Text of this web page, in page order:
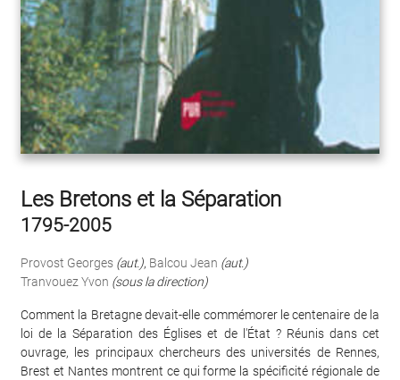
Les Bretons et la Séparation
1795-2005
Provost Georges (aut.), Balcou Jean (aut.)
Tranvouez Yvon (sous la direction)
Comment la Bretagne devait-elle commémorer le centenaire de la
loi de la Séparation des Églises et de l'État ? Réunis dans cet
ouvrage, les principaux chercheurs des universités de Rennes,
Brest et Nantes montrent ce qui forme la spécificité régionale de